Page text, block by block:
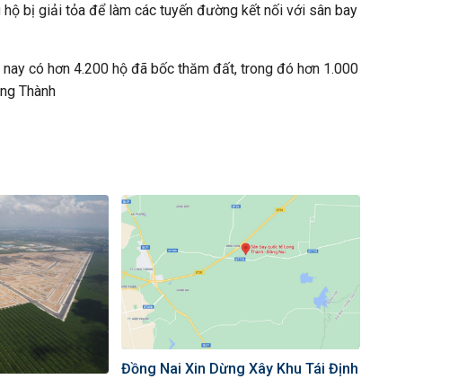
bị giải tỏa để làm các tuyến đường kết nối với sân bay
có hơn 4.200 hộ đã bốc thăm đất, trong đó hơn 1.000
Thành
Đồng Nai Xin Dừng Xây Khu Tái Định